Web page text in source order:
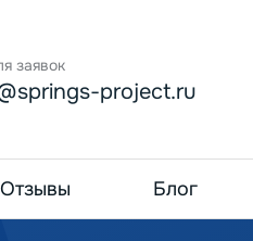
заявок
project.ru
Отзывы Блог